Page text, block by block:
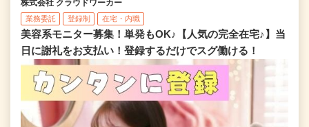
株式会社 クラウドワーカー
業務委託 登録制 在宅・内職
美容系モニター募集！単発もOK♪【人気の完全在宅♪】当
日に謝礼をお支払い！登録するだけでスグ働ける！